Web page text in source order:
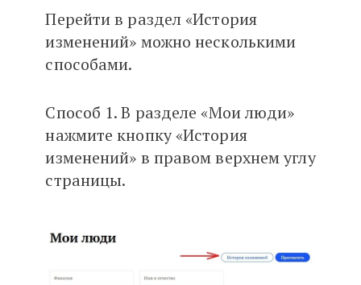
Перейти в раздел «История
изменений» можно несколькими
способами.
Способ 1. В разделе «Мои люди»
нажмите кнопку «История
изменений» в правом верхнем углу
страницы.